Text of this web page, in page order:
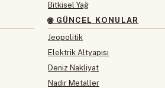
Bitkisel Yağ
🌐 GÜNCEL KONULAR
Jeopolitik
Elektrik Altyapısı
Deniz Nakliyat
Nadir Metaller